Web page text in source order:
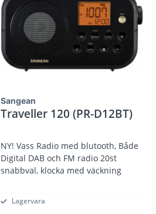
Sangean
Traveller 120 (PR-D12BT)
NY! Vass Radio med blutooth, Både
Digital DAB och FM radio 20st
snabbval, klocka med väckning
Lagervara